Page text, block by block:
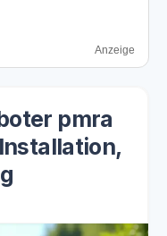
Anzeige
pmra